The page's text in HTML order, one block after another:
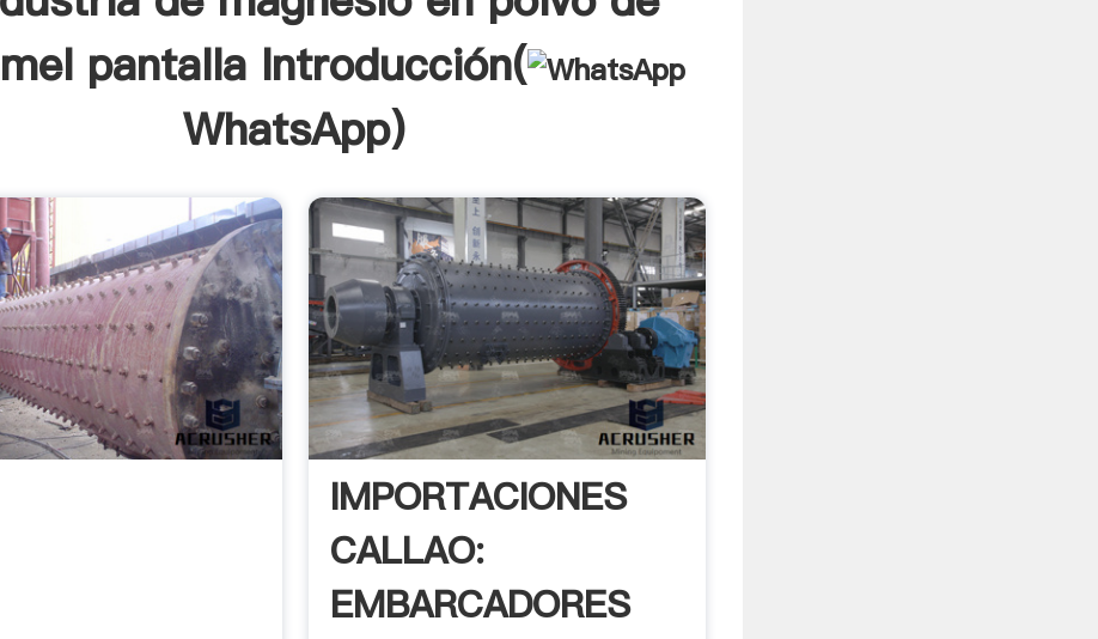
pantalla Introducción(
WhatsApp)
IMPORTACIONES
CALLAO:
EMBARCADORES